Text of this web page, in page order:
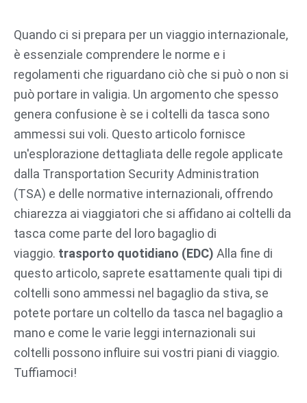
contenuto
Quando ci si prepara per un viaggio internazionale,
è essenziale comprendere le norme e i
regolamenti che riguardano ciò che si può o non si
può portare in valigia. Un argomento che spesso
genera confusione è se i coltelli da tasca sono
ammessi sui voli. Questo articolo fornisce
un'esplorazione dettagliata delle regole applicate
dalla Transportation Security Administration
(TSA) e delle normative internazionali, offrendo
chiarezza ai viaggiatori che si affidano ai coltelli da
tasca come parte del loro bagaglio di
viaggio. trasporto quotidiano (EDC) Alla fine di
questo articolo, saprete esattamente quali tipi di
coltelli sono ammessi nel bagaglio da stiva, se
potete portare un coltello da tasca nel bagaglio a
mano e come le varie leggi internazionali sui
coltelli possono influire sui vostri piani di viaggio.
Tuffiamoci!